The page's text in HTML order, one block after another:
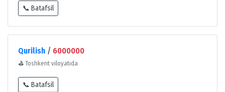
📞 Batafsil
Qurilish / 6000000
⛳ Toshkent viloyatida
📞 Batafsil